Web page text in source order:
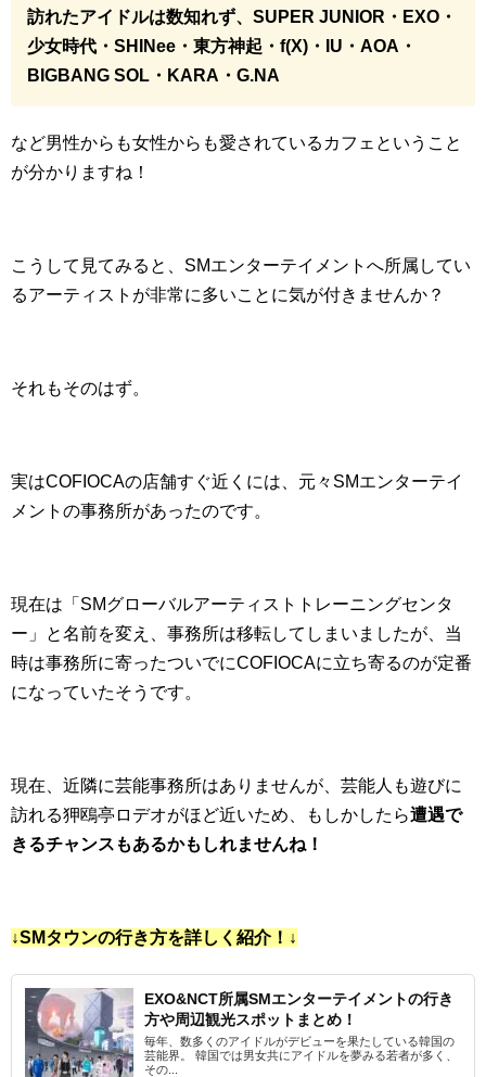
訪れたアイドルは数知れず、SUPER JUNIOR・EXO・
少女時代・SHINee・東方神起・f(X)・IU・AOA・
BIGBANG SOL・KARA・G.NA
など男性からも女性からも愛されているカフェということ
が分かりますね！
こうして見てみると、SMエンターテイメントへ所属してい
るアーティストが非常に多いことに気が付きませんか？
それもそのはず。
実はCOFIOCAの店舗すぐ近くには、元々SMエンターテイ
メントの事務所があったのです。
現在は「SMグローバルアーティストトレーニングセンタ
ー」と名前を変え、事務所は移転してしまいましたが、当
時は事務所に寄ったついでにCOFIOCAに立ち寄るのが定番
になっていたそうです。
現在、近隣に芸能事務所はありませんが、芸能人も遊びに
訪れる狎鴎亭ロデオがほど近いため、もしかしたら遭遇で
きるチャンスもあるかもしれませんね！
↓SMタウンの行き方を詳しく紹介！↓
EXO&NCT所属SMエンターテイメントの行き
方や周辺観光スポットまとめ！
毎年、数多くのアイドルがデビューを果たしている韓国の
芸能界。 韓国では男女共にアイドルを夢みる若者が多く、
その...